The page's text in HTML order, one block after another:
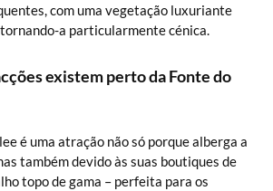
com uma vegetação luxuriante
a particularmente cénica.
existem perto da Fonte do
é uma atração não só porque alberga a
também devido às suas boutiques de
topo de gama – perfeita para os